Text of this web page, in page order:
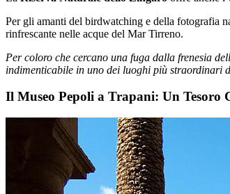
Per gli amanti del birdwatching e della fotografia
rinfrescante nelle acque del Mar Tirreno.
Per coloro che cercano una fuga dalla frenesia
indimenticabile in uno dei luoghi più straordinari
Il Museo Pepoli a Trapani: Un Tesoro